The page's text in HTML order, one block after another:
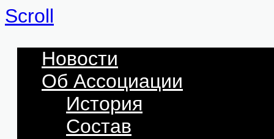
Scroll
Новости
Об Ассоциации
История
Состав